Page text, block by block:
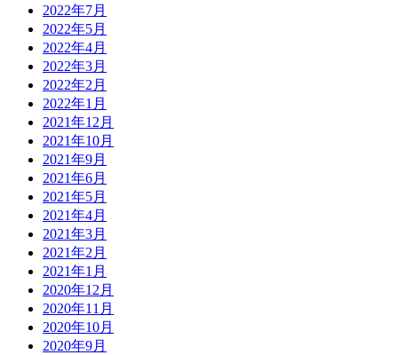
2022年7月
2022年5月
2022年4月
2022年3月
2022年2月
2022年1月
2021年12月
2021年10月
2021年9月
2021年6月
2021年5月
2021年4月
2021年3月
2021年2月
2021年1月
2020年12月
2020年11月
2020年10月
2020年9月